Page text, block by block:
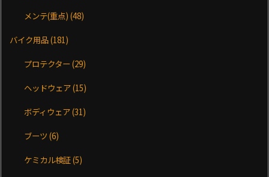
メンテ(重点)(48)
バイク用品(181)
プロテクター(29)
ヘッドウェア(15)
ボディウェア(31)
ブーツ(6)
ケミカル検証(5)